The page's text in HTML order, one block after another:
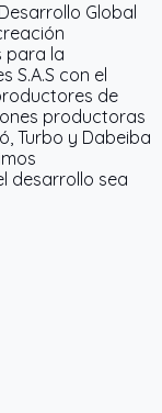
Global
para la
S.A.S con el
de
productoras
Turbo y Dabeiba
desarrollo sea